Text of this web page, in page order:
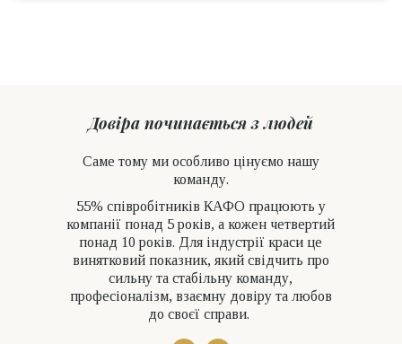
Довіра починається з людей
Саме тому ми особливо цінуємо нашу
команду.
55% співробітників КАФО працюють у
компанії понад 5 років, а кожен четвертий
понад 10 років. Для індустрії краси це
винятковий показник, який свідчить про
сильну та стабільну команду,
професіоналізм, взаємну довіру та любов
до своєї справи.